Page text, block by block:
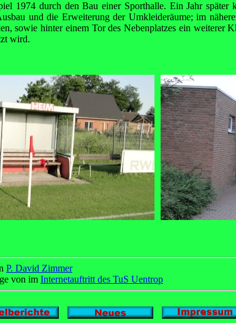
1974 durch den Bau einer Sporthalle. Ein Jahr später
und die Erweiterung der Umkleideräume; im
sowie hinter einem Tor des Nebenplatzes ein weiterer
wird.
P. David Zimmer
von im Internetauftritt des TuS Uentrop